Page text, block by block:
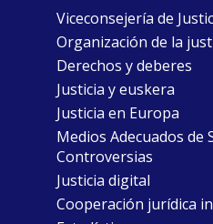
Viceconsejería de
Organización de la
Derechos y deberes
Justicia y euskera
Justicia en Europa
Medios Adecuados de
Controversias
Justicia digital
Cooperación jurídica